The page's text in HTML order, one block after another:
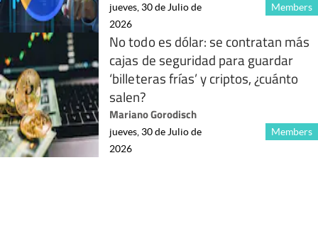
Members
jueves, 30 de Julio de
2026
No todo es dólar: se contratan más
cajas de seguridad para guardar
‘billeteras frías’ y criptos, ¿cuánto
salen?
Mariano Gorodisch
Members
jueves, 30 de Julio de
2026